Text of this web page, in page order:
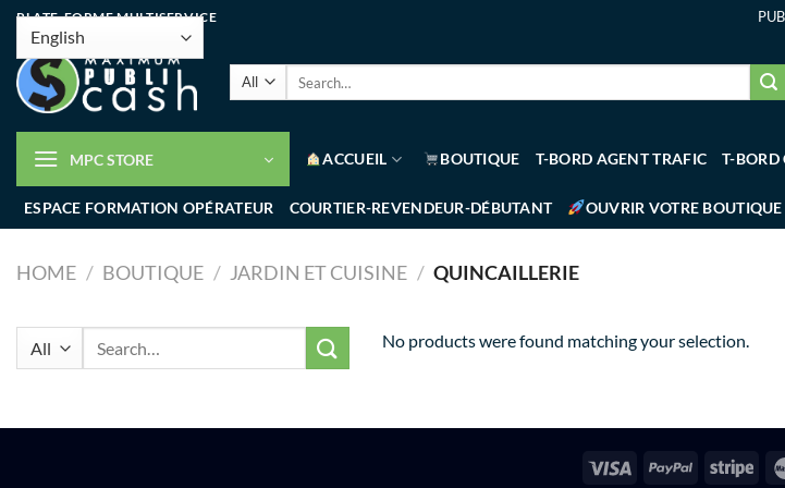
PLATE-FORME MULTISERVICE
MPC STORE ACCUEIL BOUTIQUE T-BORD AGENT TRAFIC T-BORD
ESPACE FORMATION OPÉRATEUR COURTIER-REVENDEUR-DÉBUTANT OUVRIR VOTRE BOUTIQUE
HOME / BOUTIQUE / JARDIN ET CUISINE / QUINCAILLERIE
No products were found matching your selection.